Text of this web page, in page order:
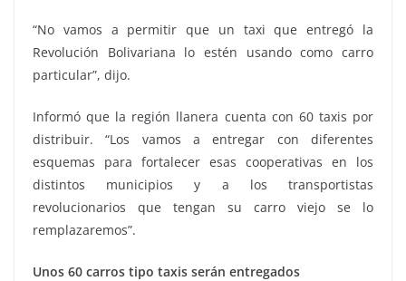
“No vamos a permitir que un taxi que entregó la
Revolución Bolivariana lo estén usando como carro
particular”, dijo.
Informó que la región llanera cuenta con 60 taxis por
distribuir. “Los vamos a entregar con diferentes
esquemas para fortalecer esas cooperativas en los
distintos municipios y a los transportistas
revolucionarios que tengan su carro viejo se lo
remplazaremos”.
Unos 60 carros tipo taxis serán entregados